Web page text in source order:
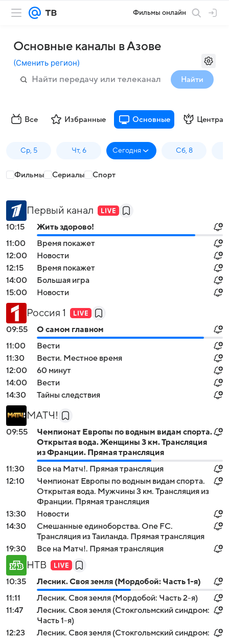
Фильмы онлайн
Основные каналы в Азове
(Сменить регион)
Найти
Все Избранные Основные
Ср, 5 Чт, 6 Сегодня Сб, 8
Фильмы Сериалы Спорт
Первый канал
10:15
Жить здорово!
11:00
Время покажет
12:00
Новости
12:15
Время покажет
14:00
Большая игра
15:00
Новости
Россия 1
09:55
О самом главном
11:00
Вести
11:30
Вести. Местное время
12:00
60 минут
14:00
Вести
14:30
Тайны следствия
МАТЧ!
09:55
Чемпионат Европы по водным видам спорта.
Открытая вода. Женщины 3 км. Трансляция
из Франции. Прямая трансляция
11:30
Все на Матч!. Прямая трансляция
12:10
Чемпионат Европы по водным видам спорта.
Открытая вода. Мужчины 3 км. Трансляция из
Франции. Прямая трансляция
13:30
Новости
14:30
Смешанные единоборства. One FC.
Трансляция из Таиланда. Прямая трансляция
19:30
Все на Матч!. Прямая трансляция
НТВ
10:35
Лесник. Своя земля (Мордобой: Часть 1-я)
11:11
Лесник. Своя земля (Мордобой: Часть 2-я)
11:47
Лесник. Своя земля (Стокгольмский синдром:
Часть 1-я)
12:23
Лесник. Своя земля (Стокгольмский синдром: